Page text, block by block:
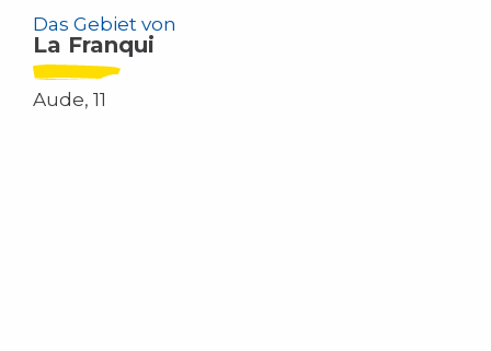
Das Gebiet von
La Franqui
Aude, 11